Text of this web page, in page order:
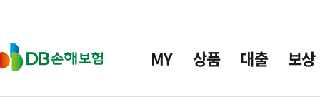
D
B
MY 상품 대출 보상